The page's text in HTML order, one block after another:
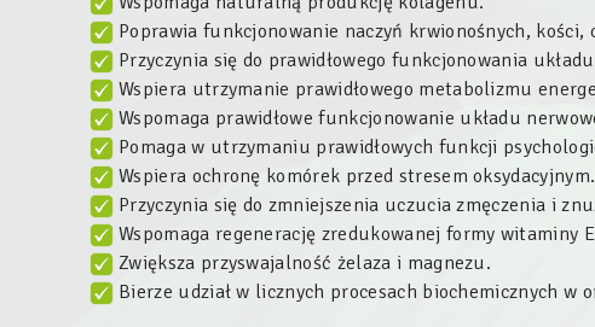
Poprawia funkcjonowanie naczyń krwionośnych, kości,
Przyczynia się do prawidłowego funkcjonowania
Wspiera utrzymanie prawidłowego metabolizmu
Wspomaga prawidłowe funkcjonowanie układu
Pomaga w utrzymaniu prawidłowych funkcji
Wspiera ochronę komórek przed stresem oksydacyjnym.
Przyczynia się do zmniejszenia uczucia zmęczenia i
Wspomaga regenerację zredukowanej formy witaminy
Zwiększa przyswajalność żelaza i magnezu.
Bierze udział w licznych procesach biochemicznych w